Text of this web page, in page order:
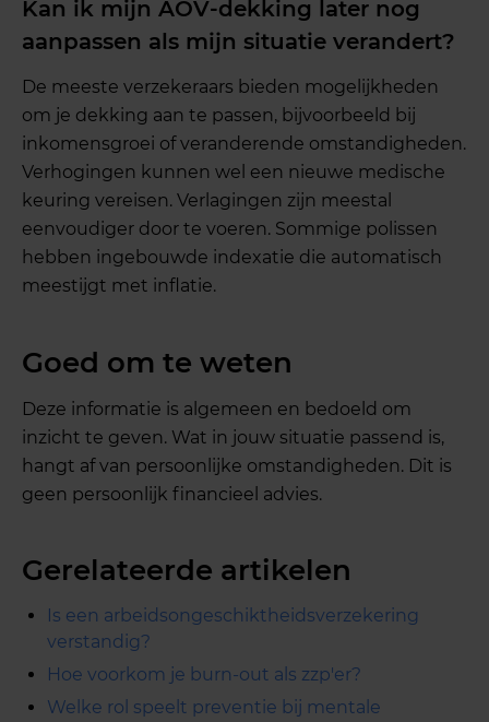
Kan ik mijn AOV-dekking later nog
aanpassen als mijn situatie verandert?
De meeste verzekeraars bieden mogelijkheden
om je dekking aan te passen, bijvoorbeeld bij
inkomensgroei of veranderende omstandigheden.
Verhogingen kunnen wel een nieuwe medische
keuring vereisen. Verlagingen zijn meestal
eenvoudiger door te voeren. Sommige polissen
hebben ingebouwde indexatie die automatisch
meestijgt met inflatie.
Goed om te weten
Deze informatie is algemeen en bedoeld om
inzicht te geven. Wat in jouw situatie passend is,
hangt af van persoonlijke omstandigheden. Dit is
geen persoonlijk financieel advies.
Gerelateerde artikelen
Is een arbeidsongeschiktheidsverzekering
verstandig?
Hoe voorkom je burn-out als zzp'er?
Welke rol speelt preventie bij mentale